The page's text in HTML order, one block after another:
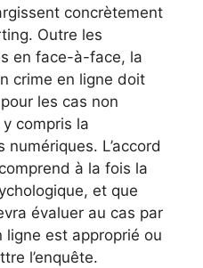
concrètement
Outre les
en face-à-face, la
crime en ligne doit
les cas non
compris la
L’accord
à la fois la
et que
évaluer au cas par
ligne est approprié ou
l’enquête.